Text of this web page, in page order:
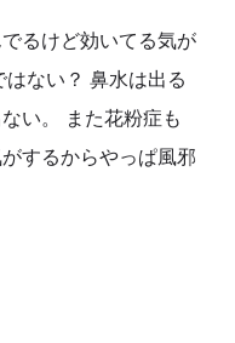
るけど効いてる気が
ない？ 鼻水は出る
い。 また花粉症も
するからやっぱ風邪